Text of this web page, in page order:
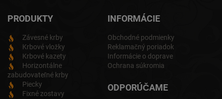
PRODUKTY
Závesné krby
Krbové vložky
Krbové kazety
Horizontálne
zabudovateľné krby
Piecky
Fixné zostavy
INFORMÁCIE
Obchodné podmienky
Reklamačný poriadok
Informácie o doprave
Ochrana súkromia
ODPORÚČAME